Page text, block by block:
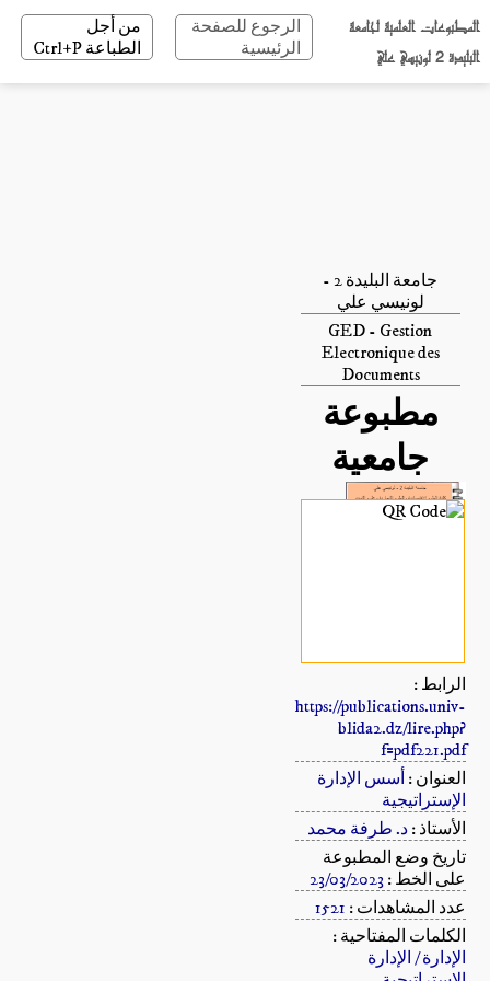
المطبوعات العلمية لجامعة
البليدة 2 لونيسي علي
الرجوع للصفحة
الرئيسية
من أجل
الطباعة Ctrl+P
جامعة البليدة 2 -
لونيسي علي
GED - Gestion
Electronique des
Documents
مطبوعة
جامعية
الرابط :
https://publications.univ-
blida2.dz/lire.php?
f=pdf221.pdf
العنوان : أسس الإدارة
الإستراتيجية
الأستاذ :د. طرفة محمد
تاريخ وضع المطبوعة
على الخط :23/03/2023
عدد المشاهدات : 1521
الكلمات المفتاحية :
الإدارة / الإدارة